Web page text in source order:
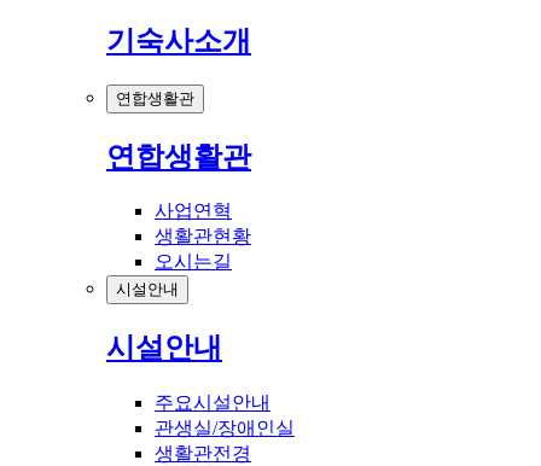
기숙사소개
연합생활관
연합생활관
사업연혁
생활관현황
오시는길
시설안내
시설안내
주요시설안내
관생실/장애인실
생활관전경